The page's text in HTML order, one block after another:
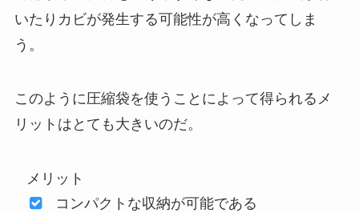
いたりカビが発生する可能性が高くなってしま
う。
このように圧縮袋を使うことによって得られるメ
リットはとても大きいのだ。
メリット
コンパクトな収納が可能である